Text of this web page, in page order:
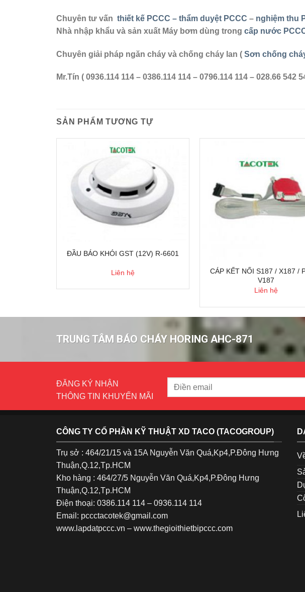
Chuyên tư vấn thiết kế PCCC – thẩm duyệt PCCC – nghiệm thu
Nhà nhập khẩu và sản xuất Máy bơm dùng trong cấp nước
Chuyên giải pháp ngăn cháy và chống cháy lan ( Sơn chống
Mr.Tín ( 0936.114 114 – 0386.114 114 – 0796.114 114 – 028.66 542
SẢN PHẨM TƯƠNG TỰ
ĐẦU BÁO KHÓI GST (12V) R-6601
Liên hệ
CÁP KẾT NỐI S187 / X187 /
V187
Liên hệ
TRUNG TÂM BÁO CHÁY HORING AHC-871
ĐĂNG KÝ NHẬN
THÔNG TIN KHUYẾN MÃI
CÔNG TY CỔ PHẦN KỸ THUẬT XD TACO (TACOGROUP)
Trụ sở : 464/21/15 và 15A Nguyễn Văn Quá,Kp4,P.Đông Hưng
Thuận,Q.12,Tp.HCM
Kho hàng : 464/27/5 Nguyễn Văn Quá,Kp4,P.Đông Hưng
Thuận,Q.12,Tp.HCM
Điện thoại: 0386.114 114 – 0936.114 114
Email: pccctacotek@gmail.com
www.lapdatpccc.vn – www.thegioithietbipccc.com